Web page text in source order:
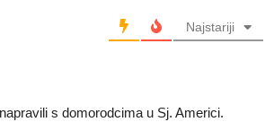
Najstariji
s domorodcima u Sj. Americi.